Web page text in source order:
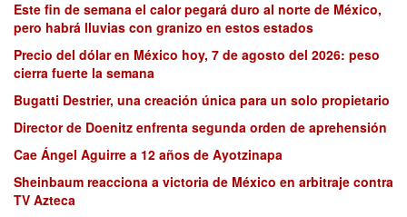
Este fin de semana el calor pegará duro al norte de México,
pero habrá lluvias con granizo en estos estados
Precio del dólar en México hoy, 7 de agosto del 2026: peso
cierra fuerte la semana
Bugatti Destrier, una creación única para un solo propietario
Director de Doenitz enfrenta segunda orden de aprehensión
Cae Ángel Aguirre a 12 años de Ayotzinapa
Sheinbaum reacciona a victoria de México en arbitraje contra
TV Azteca